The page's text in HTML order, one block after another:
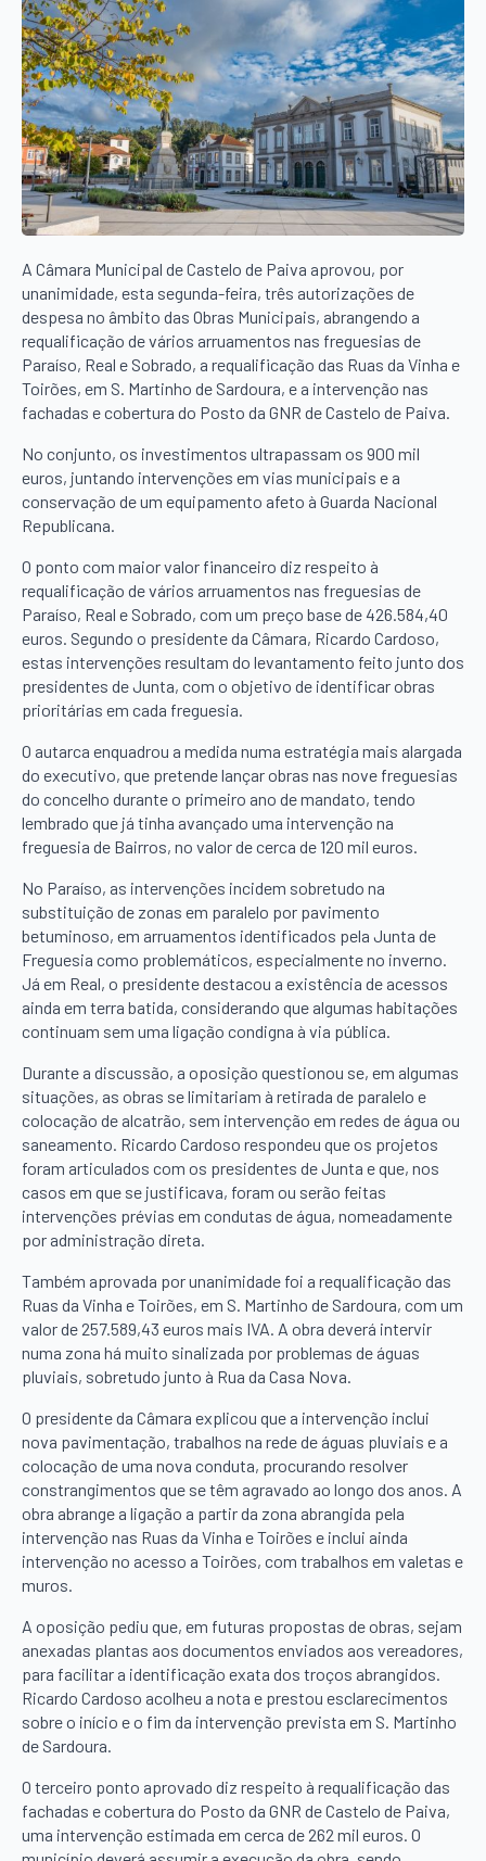
A Câmara Municipal de Castelo de Paiva aprovou, por
unanimidade, esta segunda-feira, três autorizações de
despesa no âmbito das Obras Municipais, abrangendo a
requalificação de vários arruamentos nas freguesias de
Paraíso, Real e Sobrado, a requalificação das Ruas da Vinha e
Toirões, em S. Martinho de Sardoura, e a intervenção nas
fachadas e cobertura do Posto da GNR de Castelo de Paiva.
No conjunto, os investimentos ultrapassam os 900 mil
euros, juntando intervenções em vias municipais e a
conservação de um equipamento afeto à Guarda Nacional
Republicana.
O ponto com maior valor financeiro diz respeito à
requalificação de vários arruamentos nas freguesias de
Paraíso, Real e Sobrado, com um preço base de 426.584,40
euros. Segundo o presidente da Câmara, Ricardo Cardoso,
estas intervenções resultam do levantamento feito junto dos
presidentes de Junta, com o objetivo de identificar obras
prioritárias em cada freguesia.
O autarca enquadrou a medida numa estratégia mais alargada
do executivo, que pretende lançar obras nas nove freguesias
do concelho durante o primeiro ano de mandato, tendo
lembrado que já tinha avançado uma intervenção na
freguesia de Bairros, no valor de cerca de 120 mil euros.
No Paraíso, as intervenções incidem sobretudo na
substituição de zonas em paralelo por pavimento
betuminoso, em arruamentos identificados pela Junta de
Freguesia como problemáticos, especialmente no inverno.
Já em Real, o presidente destacou a existência de acessos
ainda em terra batida, considerando que algumas habitações
continuam sem uma ligação condigna à via pública.
Durante a discussão, a oposição questionou se, em algumas
situações, as obras se limitariam à retirada de paralelo e
colocação de alcatrão, sem intervenção em redes de água ou
saneamento. Ricardo Cardoso respondeu que os projetos
foram articulados com os presidentes de Junta e que, nos
casos em que se justificava, foram ou serão feitas
intervenções prévias em condutas de água, nomeadamente
por administração direta.
Também aprovada por unanimidade foi a requalificação das
Ruas da Vinha e Toirões, em S. Martinho de Sardoura, com um
valor de 257.589,43 euros mais IVA. A obra deverá intervir
numa zona há muito sinalizada por problemas de águas
pluviais, sobretudo junto à Rua da Casa Nova.
O presidente da Câmara explicou que a intervenção inclui
nova pavimentação, trabalhos na rede de águas pluviais e a
colocação de uma nova conduta, procurando resolver
constrangimentos que se têm agravado ao longo dos anos. A
obra abrange a ligação a partir da zona abrangida pela
intervenção nas Ruas da Vinha e Toirões e inclui ainda
intervenção no acesso a Toirões, com trabalhos em valetas e
muros.
A oposição pediu que, em futuras propostas de obras, sejam
anexadas plantas aos documentos enviados aos vereadores,
para facilitar a identificação exata dos troços abrangidos.
Ricardo Cardoso acolheu a nota e prestou esclarecimentos
sobre o início e o fim da intervenção prevista em S. Martinho
de Sardoura.
O terceiro ponto aprovado diz respeito à requalificação das
fachadas e cobertura do Posto da GNR de Castelo de Paiva,
uma intervenção estimada em cerca de 262 mil euros. O